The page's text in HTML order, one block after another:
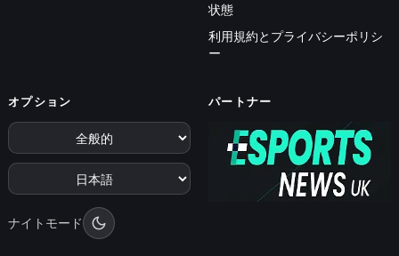
状態
利用規約とプライバシーポリシ
ー
オプション
ナイトモード
パートナー